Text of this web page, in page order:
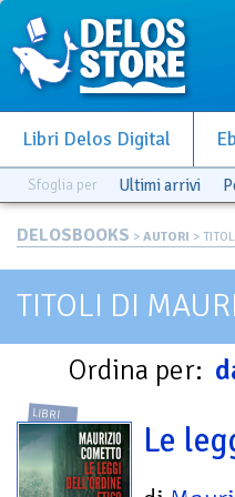
Libri Delos Digital
Sfoglia per Ultimi arrivi
DELOSBOOKS > AUTORI >
TITOLI DI
Ordina per:
LIBRI
Le